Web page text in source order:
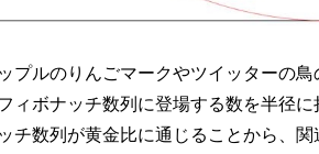
プルのりんごマークやツイッターの
ィボナッチ数列に登場する数を半径に
チ数列が黄金比に通じることから、